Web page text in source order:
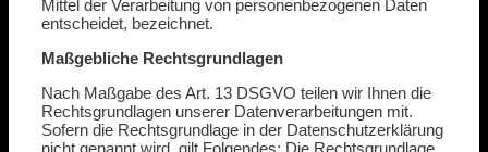
Mittel der Verarbeitung von personenbezogenen Daten
entscheidet, bezeichnet.
Maßgebliche Rechtsgrundlagen
Nach Maßgabe des Art. 13 DSGVO teilen wir Ihnen die
Rechtsgrundlagen unserer Datenverarbeitungen mit.
Sofern die Rechtsgrundlage in der Datenschutzerklärung
nicht genannt wird, gilt Folgendes: Die Rechtsgrundlage